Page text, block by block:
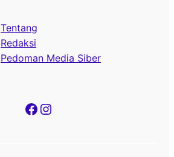
Tentang
Redaksi
Pedoman Media Siber
Facebook
Instagram